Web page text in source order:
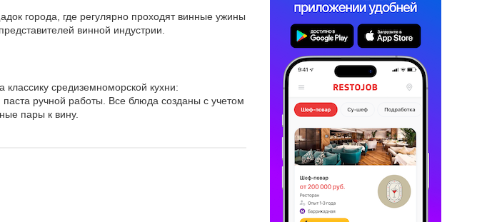
города, где регулярно проходят винные ужины
винной индустрии.
средиземноморской кухни:
ручной работы. Все блюда созданы с учетом
пары к вину.